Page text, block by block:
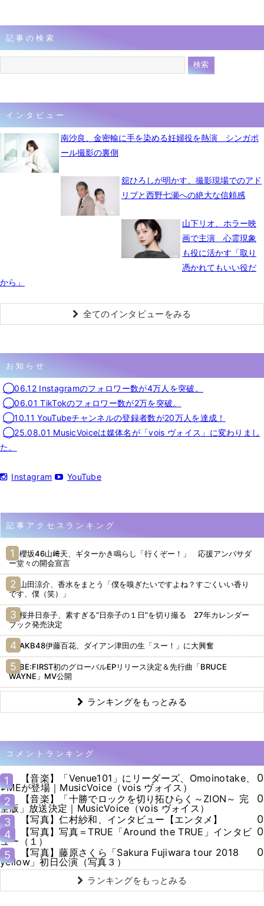
記事の検索
インタビュー
南沙良、金密輸に手を染める妊婦役を熱演 シンガポ
ール撮影の裏側
舘ひろしが明かす、撮影現場でのアド
リブと西野七瀬への絶大な信頼感
山下リオ、ホラー映
画で主演 心霊現象
も役に活かす「取り
憑かれてもいい役だ
から」
全てのインタビューをみる
お知らせ
◯06.12 Instagramのフォロワー数が4万人を突破。
◯06.01 TikTokのフォロワー数が2万を突破。
◯10.11 YouTubeチャンネルの登録者数が20万人を達成！
◯25.08.01 MusicVoiceは媒体名が「vois ヴォイス」に変わりまし
た。
Instagram YouTube
記事アクセスランキング
櫻坂46山﨑天、ギターかき鳴らし「行くぞー！」 応援アンバサダ
ー堂々の開会宣言
山田涼介、香水をまとう「僕を嗅ぎたいですよね？すごくいい香り
です、僕（笑）」
桜井日奈子、素すぎる“日奈子の１日”を切り撮る 27年カレンダー
ブック発売決定
AKB48伊藤百花、ダイアン津田の生「スー！」に大興奮
BE:FIRST初のグローバルEPリリース決定＆先行曲「BRUCE
WAYNE」MV公開
ランキングをもっとみる
コメントランキング
1
【音楽】「Venue101」にリーダーズ、Omoinotake、
≠MEが登場｜MusicVoice（vois ヴォイス）
0
2
【音楽】「十勝でロックを切り拓ひらく～ZION～ 完
全版」放送決定｜MusicVoice（vois ヴォイス）
0
3
【写真】仁村紗和、インタビュー【エンタメ】
0
4
【写真】写真＝TRUE「Around the TRUE」インタビ
ュー（１）
0
5
【写真】藤原さくら「Sakura Fujiwara tour 2018
yellow」初日公演（写真３）
0
ランキングをもっとみる